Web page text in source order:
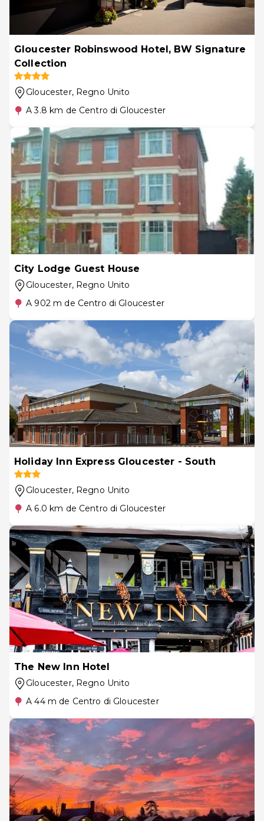
Gloucester Robinswood Hotel, BW Signature
Collection
Gloucester, Regno Unito
A 3.8 km de Centro di Gloucester
City Lodge Guest House
Gloucester, Regno Unito
A 902 m de Centro di Gloucester
Holiday Inn Express Gloucester - South
Gloucester, Regno Unito
A 6.0 km de Centro di Gloucester
The New Inn Hotel
Gloucester, Regno Unito
A 44 m de Centro di Gloucester